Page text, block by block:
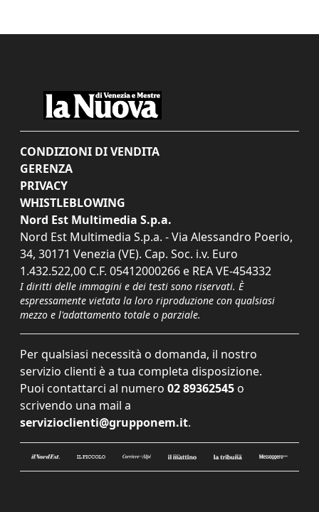
CONDIZIONI DI VENDITA
GERENZA
PRIVACY
WHISTLEBLOWING
Nord Est Multimedia S.p.a.
Nord Est Multimedia S.p.a. - Via Alessandro Poerio,
34, 30171 Venezia (VE). Cap. Soc. i.v. Euro
1.432.522,00 C.F. 05412000266 e REA VE-454332
I diritti delle immagini e dei testi sono riservati. È
espressamente vietata la loro riproduzione con qualsiasi
mezzo e l'adattamento totale o parziale.
Per qualsiasi necessità o domanda, il nostro
servizio clienti è a tua completa disposizione.
Puoi contattarci al numero 02 89362545 o
scrivendo una mail a
servizioclienti@grupponem.it.